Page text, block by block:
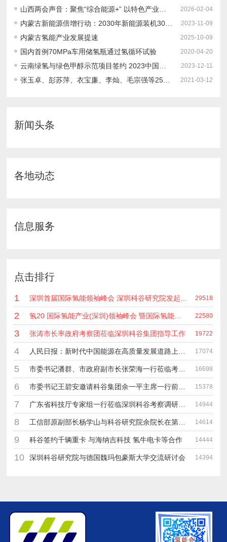
2026-02-04
内蒙古新能源倍增行动：2030年新能源装机300GW！绿氢产能50万吨，制氢设备产能1000台套！ 2023-11-09
内蒙古氢能产业发展提速 2025-10-09
国内首例70MPa车用储氢瓶通过氢循环试验 2020-04-20
2023-12-11
张玉卓、彭苏萍、衣宝廉、李灿、毛宗强等25位知名院士专家出席“第三届中国制氢与氢能源产业发展大会”并作主旨报告！大会日程发布 2021-03-12
新闻头条
各地动态
信息服务
点击排行
1 29518
2 氢20 国际氢能产业(深圳)领袖峰会 暨国际氢能产业链展览会 22580
3 张涛市长率政府考察团莅临深圳科谷集团指导工作 19722
4 17074
5 市委书记潘群、市政府副市长张荣海一行莅临考察指导工作 16698
6 市委书记王碧安邀请科谷集团余一平主席一行前往工业转移园考察合作 15378
7 广东省科技厅专家组一行莅临深圳科谷考察调研“未来能源中心”项目 14944
8 工信部原副部长杨学山与科谷研究院余院长在第九届中电博览会交流 14614
9 科谷签约千辆重卡 与海纳吉科技 氢牛电卡等合作 14444
10 深圳科谷研究院与德国魏玛包豪斯大学交流研讨会 14394